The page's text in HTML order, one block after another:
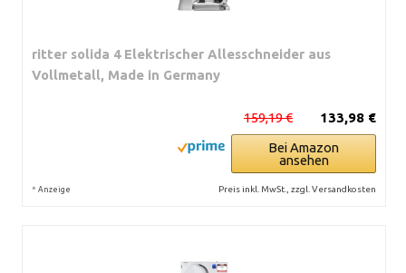
ritter solida 4 Elektrischer Allesschneider aus
Vollmetall, Made in Germany
133,98 €
159,19 €
Bei Amazon
ansehen
* Anzeige Preis inkl. MwSt., zzgl. Versandkosten